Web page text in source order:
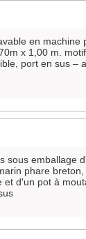
en machine
x 1,00 m.
port en sus –
sous emballage
phare breton,
d'un pot à